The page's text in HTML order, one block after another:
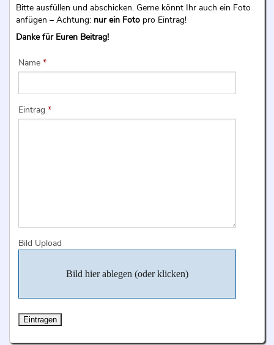
Bitte ausfüllen und abschicken. Gerne könnt Ihr auch ein Foto
anfügen – Achtung: nur ein Fotopro Eintrag!
Danke für Euren Beitrag!
Name *
Eintrag *
Bild Upload
Bild hier ablegen (oder klicken)